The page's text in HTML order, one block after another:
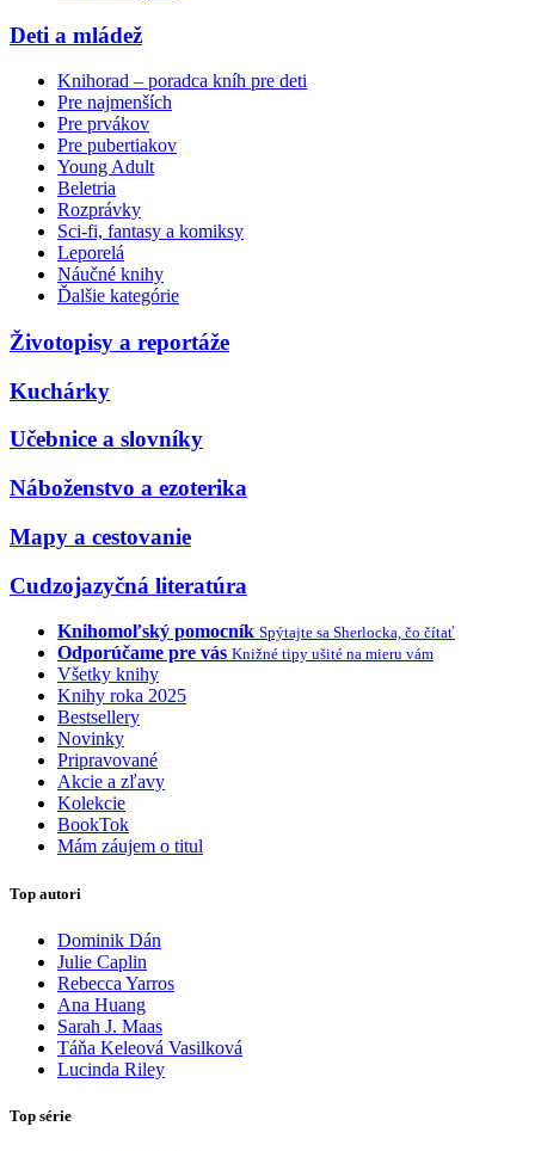
Deti a mládež
Knihorad – poradca kníh pre deti
Pre najmenších
Pre prvákov
Pre pubertiakov
Young Adult
Beletria
Rozprávky
Sci-fi, fantasy a komiksy
Leporelá
Náučné knihy
Ďalšie kategórie
Životopisy a reportáže
Kuchárky
Učebnice a slovníky
Náboženstvo a ezoterika
Mapy a cestovanie
Cudzojazyčná literatúra
Knihomoľský pomocník Spýtajte sa Sherlocka, čo čítať
Odporúčame pre vás Knižné tipy ušité na mieru vám
Všetky knihy
Knihy roka 2025
Bestsellery
Novinky
Pripravované
Akcie a zľavy
Kolekcie
BookTok
Mám záujem o titul
Top autori
Dominik Dán
Julie Caplin
Rebecca Yarros
Ana Huang
Sarah J. Maas
Táňa Keleová Vasilková
Lucinda Riley
Top série